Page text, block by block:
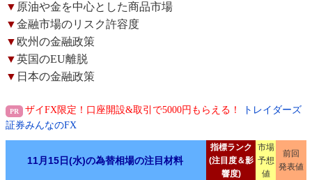
▼ 原油や金を中心とした商品市場
▼金融市場のリスク許容度
▼ 欧州の金融政策
▼英国のEU離脱
▼ 日本の金融政策
ザイFX限定！口座開設&取引で5000円もらえる！
トレイダーズ
証券みんなのFX
11月15日(水)の為替相場の注目材料
指標ランク
(注目度＆影
響度)
市場
予想
値
前回
発表値